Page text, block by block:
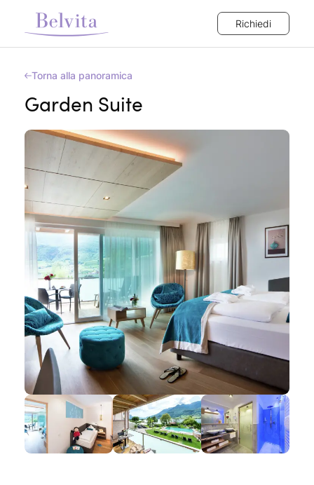
Richiedi
Torna alla panoramica
Garden Suite